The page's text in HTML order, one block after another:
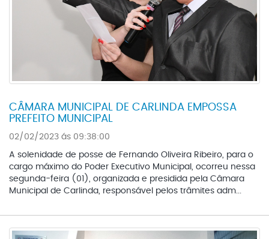
CÂMARA MUNICIPAL DE CARLINDA EMPOSSA
PREFEITO MUNICIPAL
02/02/2023 ás 09:38:00
A solenidade de posse de Fernando Oliveira Ribeiro, para o
cargo máximo do Poder Executivo Municipal, ocorreu nessa
segunda-feira (01), organizada e presidida pela Câmara
Municipal de Carlinda, responsável pelos trâmites adm...